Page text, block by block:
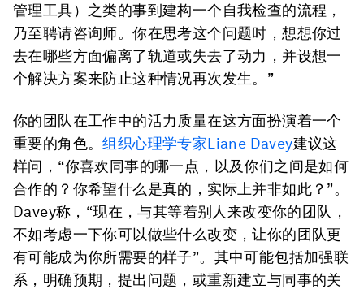
管理工具）之类的事到建构一个自我检查的流程，
乃至聘请咨询师。你在思考这个问题时，想想你过
去在哪些方面偏离了轨道或失去了动力，并设想一
个解决方案来防止这种情况再次发生。”
你的团队在工作中的活力质量在这方面扮演着一个
重要的角色。组织心理学专家Liane Davey建议这
样问，“你喜欢同事的哪一点，以及你们之间是如何
合作的？你希望什么是真的，实际上并非如此？”。
Davey称，“现在，与其等着别人来改变你的团队，
不如考虑一下你可以做些什么改变，让你的团队更
有可能成为你所需要的样子”。其中可能包括加强联
系，明确预期，提出问题，或重新建立与同事的关